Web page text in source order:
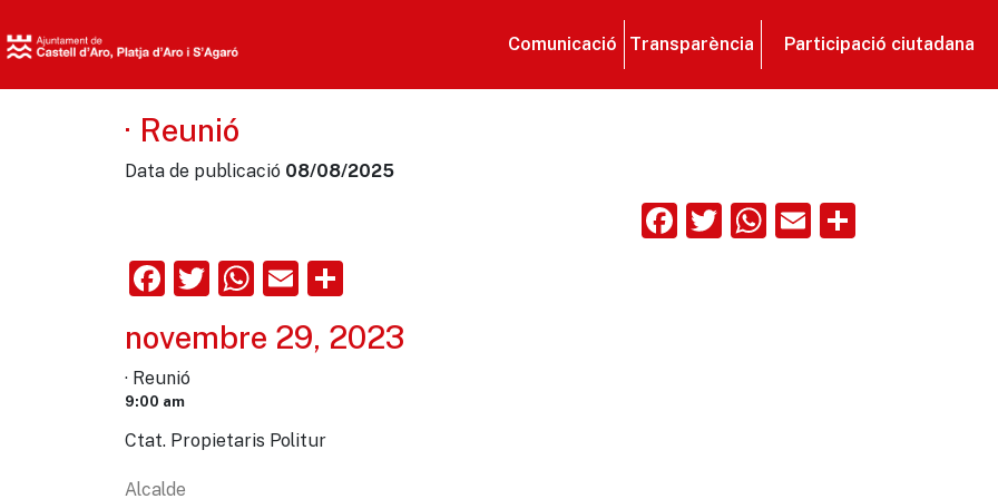
Comunicació Transparència Participació ciutadana
· Reunió
Data de publicació 08/08/2025
Facebook
Twitter
WhatsApp
Email
Facebook
Twitter
WhatsApp
Email
novembre 29, 2023
· Reunió
9:00 am
Ctat. Propietaris Politur
Alcalde